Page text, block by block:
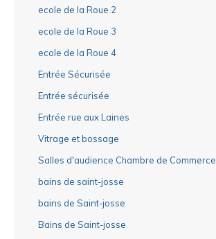
ecole de la Roue 2
ecole de la Roue 3
ecole de la Roue 4
Entrée Sécurisée
Entrée sécurisée
Entrée rue aux Laines
Vitrage et bossage
Salles d'audience Chambre de Commerce
bains de saint-josse
bains de Saint-josse
Bains de Saint-josse